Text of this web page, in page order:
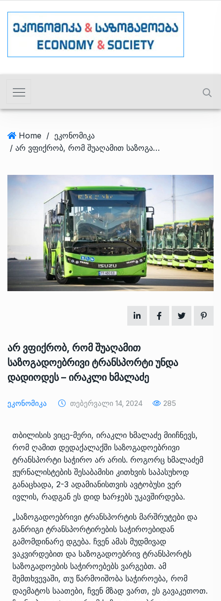
Home / ეკონომიკა
/ არ ვფიქრობ, რომ შუაღამით საზოგადოებრივი ტრანსპორტი უნდა დადიოდეს – ირაკლი ხმალაძე
არ ვფიქრობ, რომ შუაღამით
საზოგადოებრივი ტრანსპორტი უნდა
დადიოდეს – ირაკლი ხმალაძე
Ეკონომიკა Თებერვალი 14, 2024 285
თბილისის ვიცე-მერი, ირაკლი ხმალაძე მიიჩნევს,
რომ ღამით დედაქალაქში საზოგადოებრივი
ტრანსპორტი საჭირო არ არის. როგორც ხმალაძემ
ჟურნალისტების შესაბამისი კითხვის საპასუხოდ
განაცხადა, 2-3 ადამიანისთვის ავტობუსი ვერ
ივლის, რადგან ეს დიდ ხარჯებს უკავშირდება.
„საზოგადოებრივი ტრანსპორტის მარშრუტები და
განრიგი ტრანსპორტირების საჭიროებიდან
გამომდინარე დგება. ჩვენ ამას მუდმივად
ვაკვირდებით და საზოგადოებრივ ტრანსპორტს
საზოგადოების საჭიროებებს ვარგებთ. ამ
შემთხვევაში, თუ წარმოიშობა საჭიროება, რომ
დაემატოს საათები, ჩვენ მზად ვართ, ეს გავაკეთოთ.